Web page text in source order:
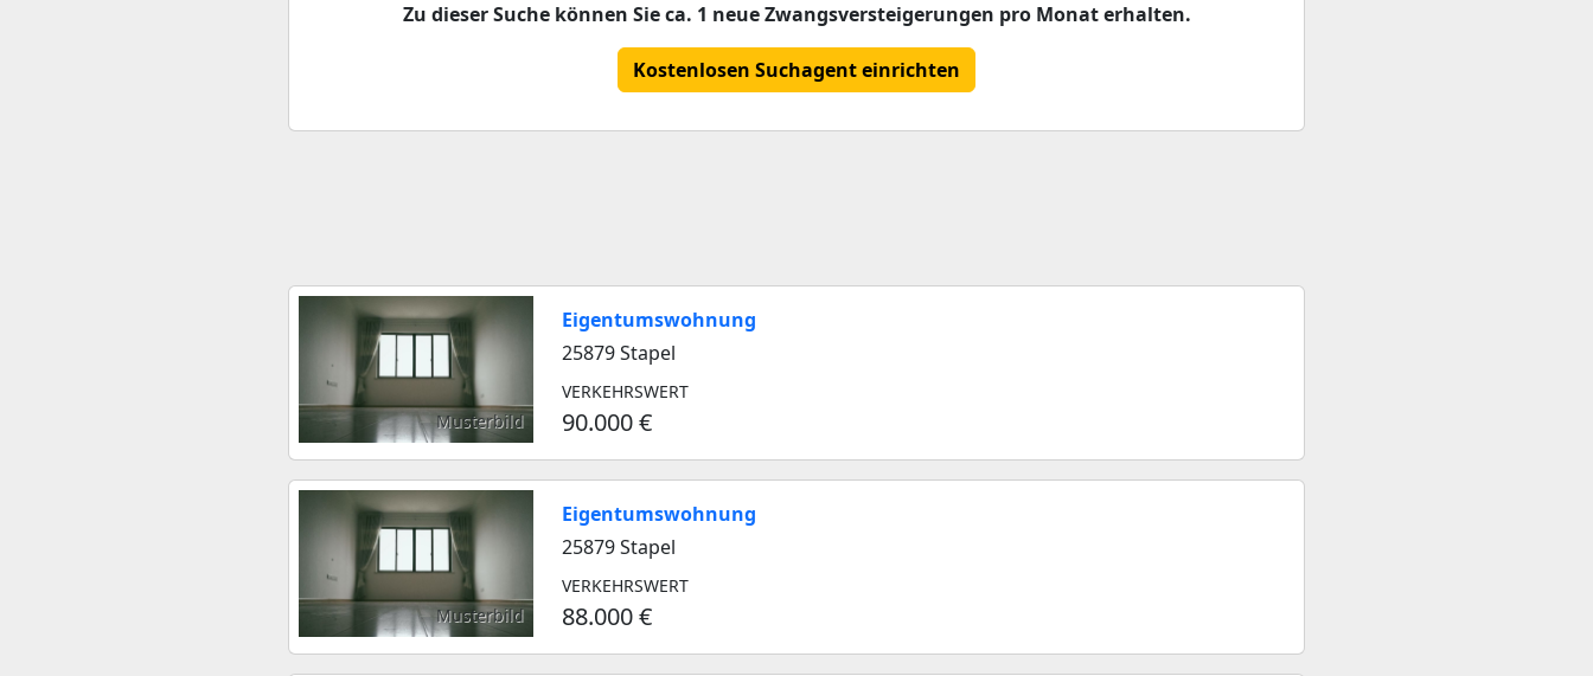
Zu dieser Suche können Sie ca. 1 neue Zwangsversteigerungen pro Monat erhalten.
Kostenlosen Suchagent einrichten
Musterbild
Eigentumswohnung
25879 Stapel
VERKEHRSWERT
90.000 €
Musterbild
Eigentumswohnung
25879 Stapel
VERKEHRSWERT
88.000 €